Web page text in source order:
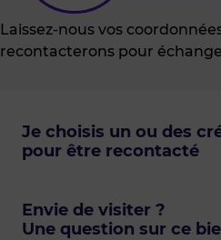
Laissez-nous vos
recontacterons pour
Je choisis un ou des
pour être recontacté
Envie de visiter ?
Une question sur ce